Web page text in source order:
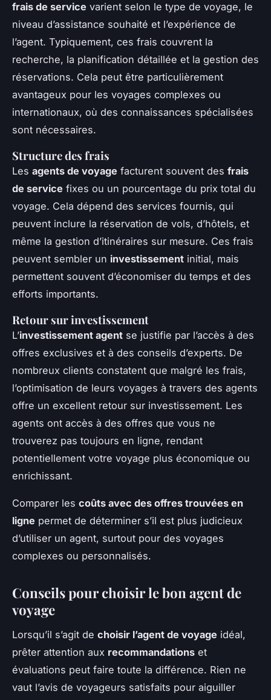
frais de service varient selon le type de voyage, le
niveau d’assistance souhaité et l’expérience de
l’agent. Typiquement, ces frais couvrent la
recherche, la planification détaillée et la gestion des
réservations. Cela peut être particulièrement
avantageux pour les voyages complexes ou
internationaux, où des connaissances spécialisées
sont nécessaires.
Structure des frais
Les agents de voyage facturent souvent des frais
de service fixes ou un pourcentage du prix total du
voyage. Cela dépend des services fournis, qui
peuvent inclure la réservation de vols, d’hôtels, et
même la gestion d’itinéraires sur mesure. Ces frais
peuvent sembler un investissement initial, mais
permettent souvent d’économiser du temps et des
efforts importants.
Retour sur investissement
L’investissement agent se justifie par l’accès à des
offres exclusives et à des conseils d’experts. De
nombreux clients constatent que malgré les frais,
l’optimisation de leurs voyages à travers des agents
offre un excellent retour sur investissement. Les
agents ont accès à des offres que vous ne
trouverez pas toujours en ligne, rendant
potentiellement votre voyage plus économique ou
enrichissant.
Comparer les coûts avec des offres trouvées en
ligne permet de déterminer s’il est plus judicieux
d’utiliser un agent, surtout pour des voyages
complexes ou personnalisés.
Conseils pour choisir le bon agent de
voyage
Lorsqu’il s’agit de choisir l’agent de voyage idéal,
prêter attention aux recommandations et
évaluations peut faire toute la différence. Rien ne
vaut l’avis de voyageurs satisfaits pour aiguiller